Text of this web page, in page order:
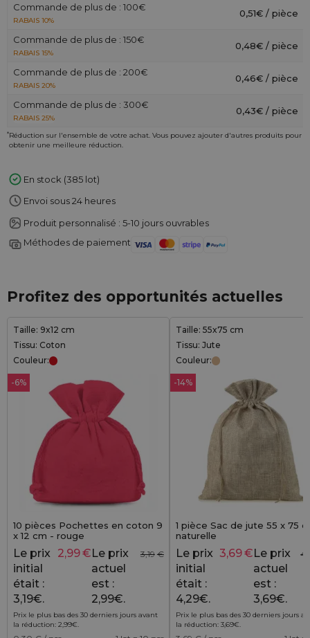
Commande de plus de : 100€
RABAIS 10%
0,51€ / pièce
Commande de plus de : 150€
RABAIS 15%
0,48€ / pièce
Commande de plus de : 200€
RABAIS 20%
0,46€ / pièce
Commande de plus de : 300€
RABAIS 25%
0,43€ / pièce
*Réduction sur l'ensemble de votre achat. Vous pouvez ajouter d'autres produits pour
obtenir une meilleure réduction.
En stock (385 lot)
Envoi sous 24 heures
Produit personnalisé : 5-10 jours ouvrables
Méthodes de paiement
Profitez des opportunités actuelles
Taille: 9x12 cm
Tissu: Coton
Couleur:
-6%
10 pièces Pochettes en coton 9
x 12 cm - rouge
3,19 €
Le prix
initial
était :
3,19€.
2,99€Le prix
actuel
est :
2,99€.
Prix le plus bas des 30 derniers jours avant
la réduction: 2,99€
Taille: 55x75 cm
Tissu: Jute
Couleur:
-14%
1 pièce Sac de jute 55 x 75
naturelle
Le prix
initial
était :
4,29€.
3,69€Le prix
actuel
est :
3,69€.
Prix le plus bas des 30 derniers jours
la réduction: 3,69€